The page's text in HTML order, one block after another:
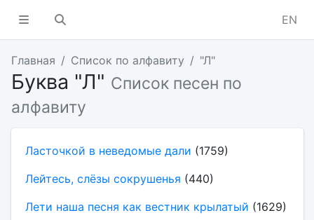
EN
Главная Список по алфавиту "Л"
Буква "Л" Список песен по
алфавиту
Ласточкой в неведомые дали (1759)
Лейтесь, слёзы сокрушенья (440)
Лети наша песня как вестник крылатый (1629)